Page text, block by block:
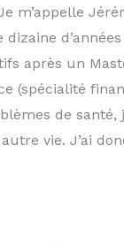
m’appelle
après un
(spécialité
de santé,
vie. J’ai